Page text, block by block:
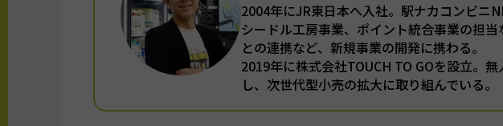
2004年にJR東日本へ入社。駅ナカコンビニ
シードル工房事業、ポイント統合事業の担
との連携など、新規事業の開発に携わる。
2019年に株式会社TOUCH TO GOを設立。
し、次世代型小売の拡大に取り組んでいる。